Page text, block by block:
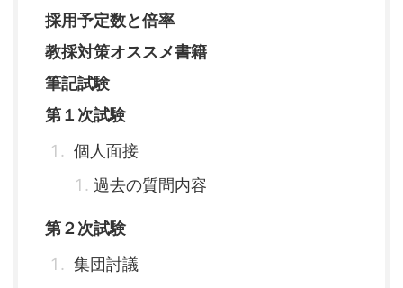
採用予定数と倍率
教採対策オススメ書籍
筆記試験
第１次試験
個人面接
過去の質問内容
第２次試験
集団討議